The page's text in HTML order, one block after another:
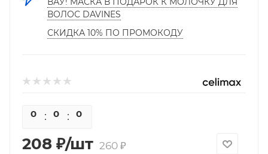
ВОЛОС DAVINES
СКИДКА 10% ПО ПРОМОКОДУ
0 0 0
208 ₽/шт 260₽